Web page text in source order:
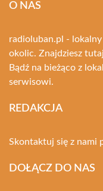
O NAS
radioluban.pl -
okolic. Znajdziesz
Bądź na bieżąco z
serwisowi.
REDAKCJA
Skontaktuj się z nami
DOŁĄCZ DO NAS